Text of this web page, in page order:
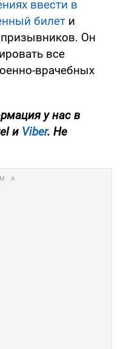
ввести в
билет и
призывников. Он
все
врачебных
у нас в
и Viber. Не